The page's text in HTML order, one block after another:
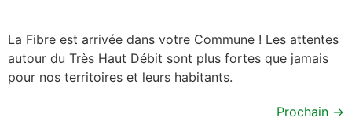
La Fibre est arrivée dans votre Commune ! Les attentes
autour du Très Haut Débit sont plus fortes que jamais
pour nos territoires et leurs habitants.
Prochain →